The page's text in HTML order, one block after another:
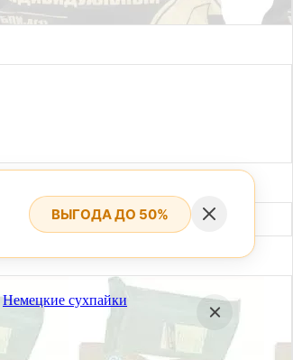
Немецкие сухпайки
ВЫГОДА ДО 50%